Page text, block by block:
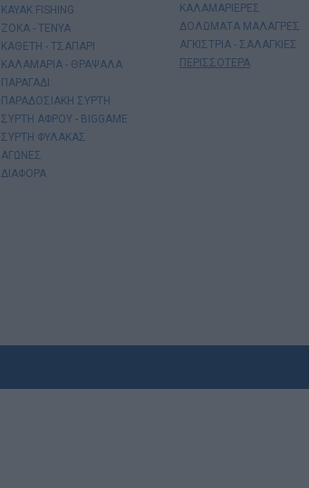
KAYAK FISHING
ΖΟΚΑ - ΤΕΝΥΑ
ΚΑΘΕΤΗ - ΤΣΑΠΑΡΙ
ΚΑΛΑΜΑΡΙΑ - ΘΡΑΨΑΛΑ
ΠΑΡΑΓΑΔΙ
ΠΑΡΑΔΟΣΙΑΚΗ ΣΥΡΤΗ
ΣΥΡΤΗ ΑΦΡΟΥ - BIGGAME
ΣΥΡΤΗ ΦΥΛΑΚΑΣ
ΑΓΩΝΕΣ
ΔΙΑΦΟΡΑ
ΚΑΛΑΜΑΡΙΕΡΕΣ
ΔΟΛΩΜΑΤΑ ΜΑΛΑΓΡΕΣ
ΑΓΚΙΣΤΡΙΑ - ΣΑΛΑΓΚΙΕΣ
ΠΕΡΙΣΣΟΤΕΡΑ